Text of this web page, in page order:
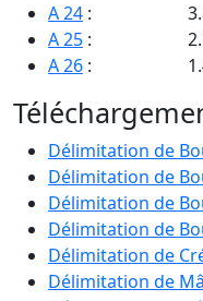
A 24 :
A 25 :
A 26 :
A 28:
A 29:
A 30:
A 31:
A 32:
A 33:
A 34:
Délimitation de
Délimitation de
Délimitation de
Délimitation de
Délimitation de
Délimitation de